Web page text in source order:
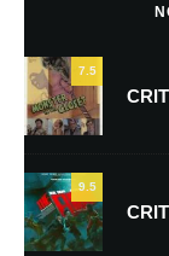
C’est vrai que
débuts……
7.5
9.5